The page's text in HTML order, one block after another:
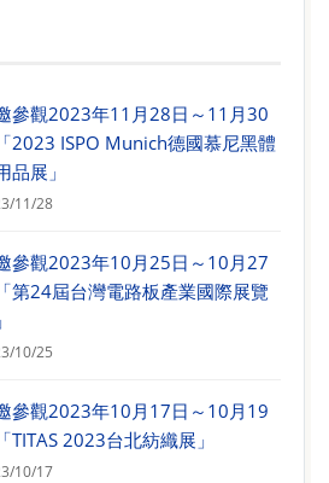
參觀2023年11月28日～11月30
2023 ISPO Munich德國慕尼黑體
品展」
11/28
參觀2023年10月25日～10月27
第24屆台灣電路板產業國際展覽
10/25
參觀2023年10月17日～10月19
TITAS 2023台北紡織展」
10/17